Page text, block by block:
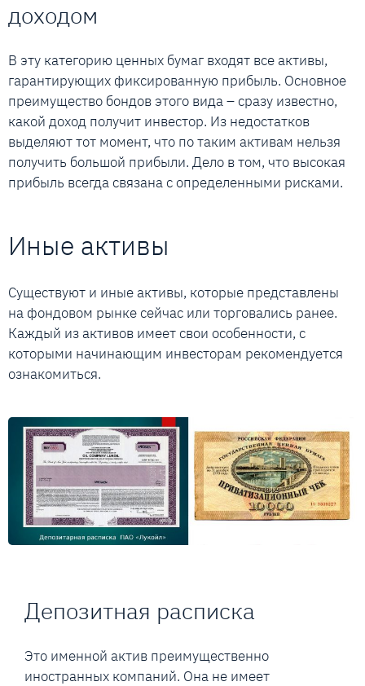
доходом
В эту категорию ценных бумаг входят все активы,
гарантирующих фиксированную прибыль. Основное
преимущество бондов этого вида – сразу известно,
какой доход получит инвестор. Из недостатков
выделяют тот момент, что по таким активам нельзя
получить большой прибыли. Дело в том, что высокая
прибыль всегда связана с определенными рисками.
Иные активы
Существуют и иные активы, которые представлены
на фондовом рынке сейчас или торговались ранее.
Каждый из активов имеет свои особенности, с
которыми начинающим инвесторам рекомендуется
ознакомиться.
Депозитная расписка
Это именной актив преимущественно
иностранных компаний. Она не имеет